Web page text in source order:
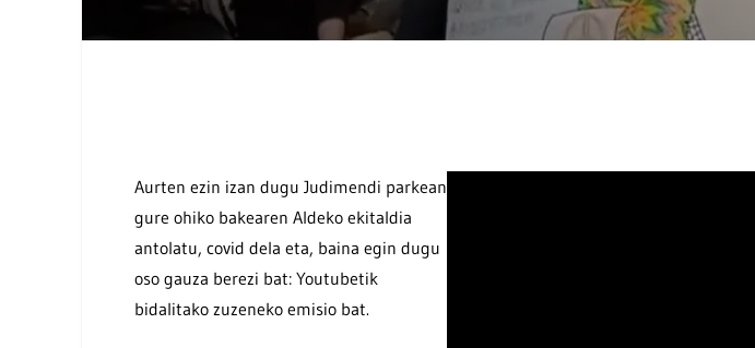
Aurten ezin izan dugu Judimendi parkean
gure ohiko bakearen Aldeko ekitaldia
antolatu, covid dela eta, baina egin dugu
oso gauza berezi bat: Youtubetik
bidalitako zuzeneko emisio bat.